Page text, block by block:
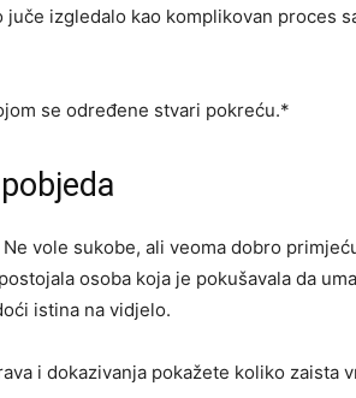
izgledalo kao komplikovan proces
se određene stvari pokreću.*
vole sukobe, ali veoma dobro
osoba koja je pokušavala da
istina na vidjelo.
i dokazivanja pokažete koliko zaista